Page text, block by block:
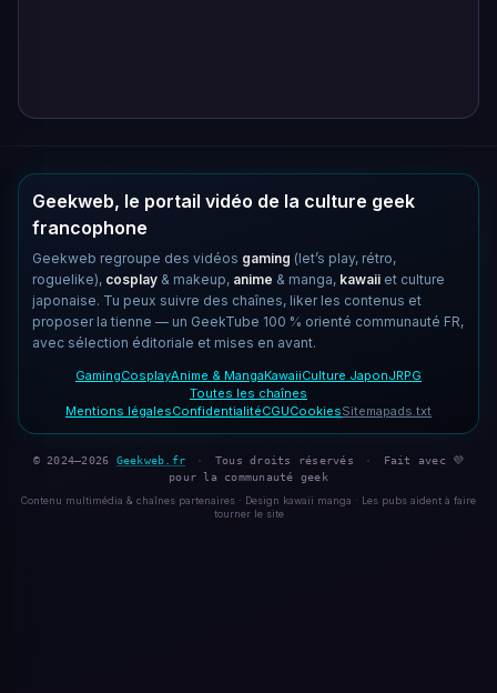
Geekweb, le portail vidéo de la culture geek
francophone
Geekweb regroupe des vidéos gaming (let’s play, rétro,
roguelike), cosplay & makeup, anime & manga, kawaii et culture
japonaise. Tu peux suivre des chaînes, liker les contenus et
proposer la tienne — un GeekTube 100 % orienté communauté FR,
avec sélection éditoriale et mises en avant.
GamingCosplayAnime & MangaKawaiiCulture JaponJRPG
Toutes les chaînes
Mentions légalesConfidentialitéCGUCookiesSitemapads.txt
© 2024–2026 Geekweb.fr · Tous droits réservés ·
Fait avec 💜
pour la communauté geek
Contenu multimédia & chaînes partenaires · Design kawaii manga · Les pubs aident à faire
tourner le site